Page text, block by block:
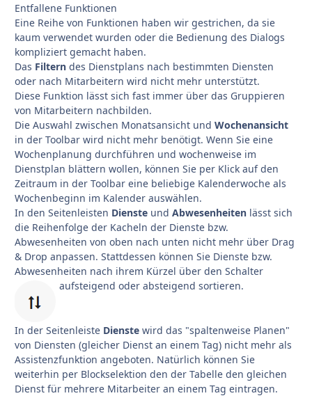
Entfallene Funktionen
Eine Reihe von Funktionen haben wir gestrichen, da sie
kaum verwendet wurden oder die Bedienung des Dialogs
kompliziert gemacht haben.
Das Filtern des Dienstplans nach bestimmten Diensten
oder nach Mitarbeitern wird nicht mehr unterstützt.
Diese Funktion lässt sich fast immer über das Gruppieren
von Mitarbeitern nachbilden.
Die Auswahl zwischen Monatsansicht und Wochenansicht
in der Toolbar wird nicht mehr benötigt. Wenn Sie eine
Wochenplanung durchführen und wochenweise im
Dienstplan blättern wollen, können Sie per Klick auf den
Zeitraum in der Toolbar eine beliebige Kalenderwoche als
Wochenbeginn im Kalender auswählen.
In den Seitenleisten Dienste und Abwesenheiten lässt sich
die Reihenfolge der Kacheln der Dienste bzw.
Abwesenheiten von oben nach unten nicht mehr über Drag
& Drop anpassen. Stattdessen können Sie Dienste bzw.
Abwesenheiten nach ihrem Kürzel über den Schalter
aufsteigend oder absteigend sortieren.
In der Seitenleiste Dienste wird das "spaltenweise Planen"
von Diensten (gleicher Dienst an einem Tag) nicht mehr als
Assistenzfunktion angeboten. Natürlich können Sie
weiterhin per Blockselektion den der Tabelle den gleichen
Dienst für mehrere Mitarbeiter an einem Tag eintragen.